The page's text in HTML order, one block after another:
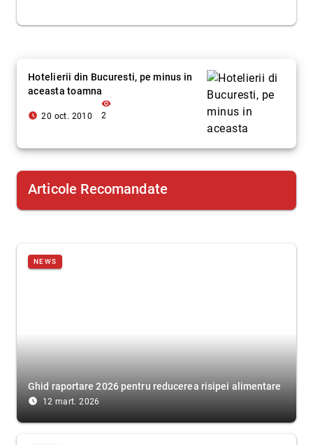
Hotelierii din Bucuresti, pe minus in
aceasta toamna
access_time_filled 20 oct. 2010
visibility
2
Articole Recomandate
NEWS
Ghid raportare 2026 pentru reducerea risipei alimentare
access_time_filled 12 mart. 2026